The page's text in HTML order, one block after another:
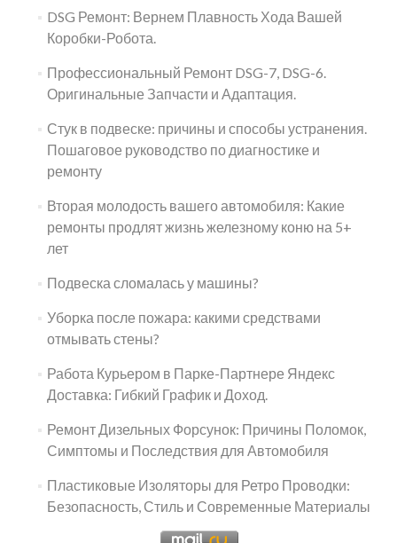
DSG Ремонт: Вернем Плавность Хода Вашей
Коробки-Робота.
Профессиональный Ремонт DSG-7, DSG-6.
Оригинальные Запчасти и Адаптация.
Стук в подвеске: причины и способы устранения.
Пошаговое руководство по диагностике и
ремонту
Вторая молодость вашего автомобиля: Какие
ремонты продлят жизнь железному коню на 5+
лет
Подвеска сломалась у машины?
Уборка после пожара: какими средствами
отмывать стены?
Работа Курьером в Парке-Партнере Яндекс
Доставка: Гибкий График и Доход.
Ремонт Дизельных Форсунок: Причины Поломок,
Симптомы и Последствия для Автомобиля
Пластиковые Изоляторы для Ретро Проводки:
Безопасность, Стиль и Современные Материалы